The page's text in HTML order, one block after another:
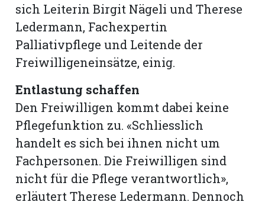
sich Leiterin Birgit Nägeli und Therese
Ledermann, Fachexpertin
Palliativpflege und Leitende der
Freiwilligeneinsätze, einig.
Entlastung schaffen
Den Freiwilligen kommt dabei keine
Pflegefunktion zu. «Schliesslich
handelt es sich bei ihnen nicht um
Fachpersonen. Die Freiwilligen sind
nicht für die Pflege verantwortlich»,
erläutert Therese Ledermann. Dennoch